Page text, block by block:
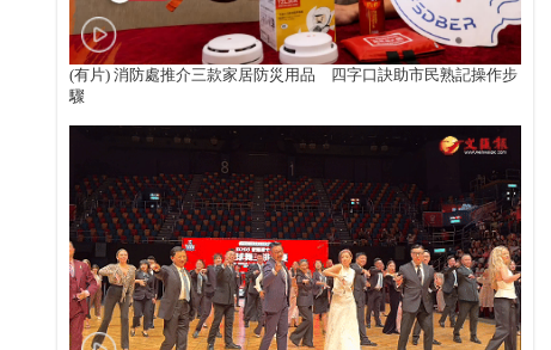
(有片) 消防處推介三款家居防災用品 四字口訣助市民熟記操作步
驟